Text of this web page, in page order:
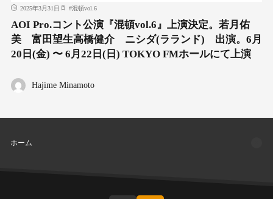
2025年3月31日 #混頓vol.6
AOI Pro.コント公演『混頓vol.6』上演決定。若月佑
美 富田望生高橋健介 ニシダ(ラランド) 出演。6月
20日(金) 〜 6月22日(日) TOKYO FMホールにて上演
Hajime Minamoto
ホーム